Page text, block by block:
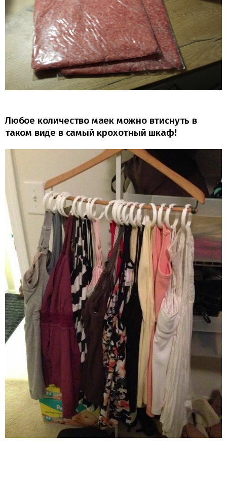
Любое количество маек можно втиснуть в
таком виде в самый крохотный шкаф!